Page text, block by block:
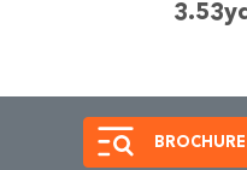
BROCHURE